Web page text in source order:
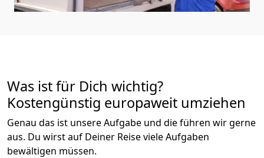
Was ist für Dich wichtig?
Kostengünstig europaweit umziehen
Genau das ist unsere Aufgabe und die führen wir gerne
aus. Du wirst auf Deiner Reise viele Aufgaben
bewältigen müssen.